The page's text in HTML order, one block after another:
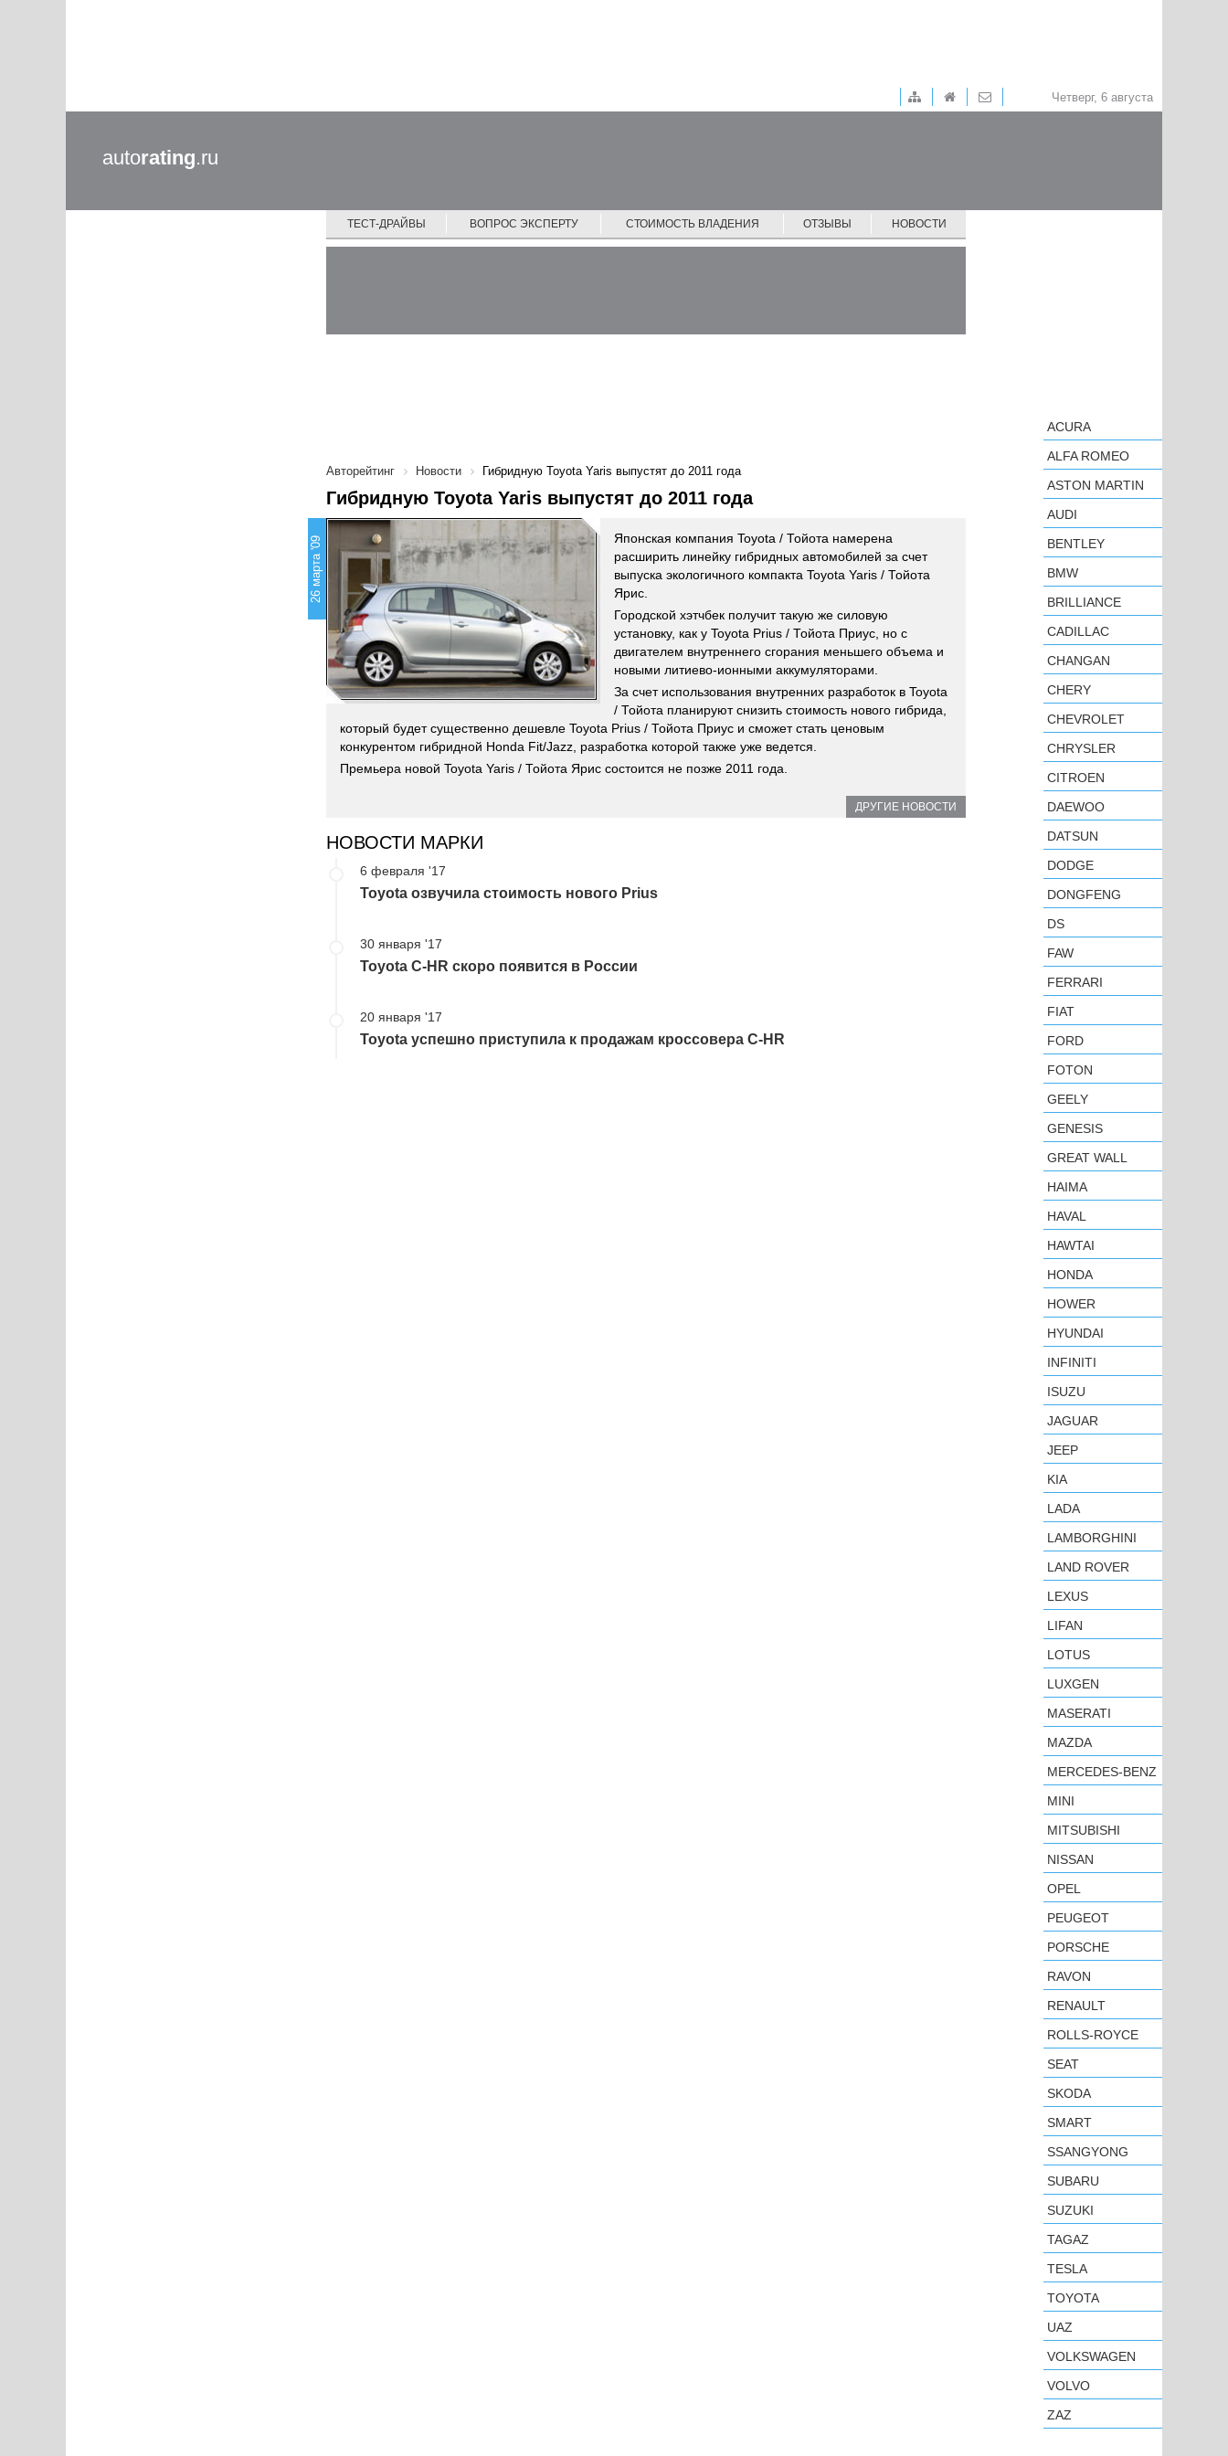
Четверг, 6 августа
autorating.ru
ТЕСТ-ДРАЙВЫ ВОПРОС ЭКСПЕРТУ СТОИМОСТЬ ВЛАДЕНИЯ ОТЗЫВЫ НОВОСТИ
Авторейтинг Новости Гибридную Toyota Yaris выпустят до 2011 года
Гибридную Toyota Yaris выпустят до 2011 года
26 марта '09
Японская компания Toyota / Тойота намерена
расширить линейку гибридных автомобилей за счет
выпуска экологичного компакта Toyota Yaris / Тойота
Ярис.
Городской хэтчбек получит такую же силовую
установку, как у Toyota Prius / Тойота Приус, но с
двигателем внутреннего сгорания меньшего объема и
новыми литиево-ионными аккумуляторами.
За счет использования внутренних разработок в Toyota
/ Тойота планируют снизить стоимость нового гибрида,
который будет существенно дешевле Toyota Prius / Тойота Приус и сможет стать ценовым
конкурентом гибридной Honda Fit/Jazz, разработка которой также уже ведется.
Премьера новой Toyota Yaris / Тойота Ярис состоится не позже 2011 года.
ДРУГИЕ НОВОСТИ
НОВОСТИ МАРКИ
6 февраля '17
Toyota озвучила стоимость нового Prius
30 января '17
Toyota C-HR скоро появится в России
20 января '17
Toyota успешно приступила к продажам кроссовера C-HR
ACURA
ALFA ROMEO
ASTON MARTIN
AUDI
BENTLEY
BMW
BRILLIANCE
CADILLAC
CHANGAN
CHERY
CHEVROLET
CHRYSLER
CITROEN
DAEWOO
DATSUN
DODGE
DONGFENG
DS
FAW
FERRARI
FIAT
FORD
FOTON
GEELY
GENESIS
GREAT WALL
HAIMA
HAVAL
HAWTAI
HONDA
HOWER
HYUNDAI
INFINITI
ISUZU
JAGUAR
JEEP
KIA
LADA
LAMBORGHINI
LAND ROVER
LEXUS
LIFAN
LOTUS
LUXGEN
MASERATI
MAZDA
MERCEDES-BENZ
MINI
MITSUBISHI
NISSAN
OPEL
PEUGEOT
PORSCHE
RAVON
RENAULT
ROLLS-ROYCE
SEAT
SKODA
SMART
SSANGYONG
SUBARU
SUZUKI
TAGAZ
TESLA
TOYOTA
UAZ
VOLKSWAGEN
VOLVO
ZAZ